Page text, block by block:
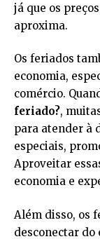
já que os
aproxima.
Os feriados
economia,
comércio.
feriado?,
para atender à
especiais,
Aproveitar
economia e
Além disso, os
desconectar do